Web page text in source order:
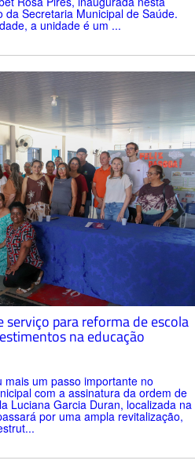
Secretaria Municipal de Saúde.
a unidade é um ...
para reforma de escola
na educação
um passo importante no
com a assinatura da ordem de
Luciana Garcia Duran, localizada na
por uma ampla revitalização,